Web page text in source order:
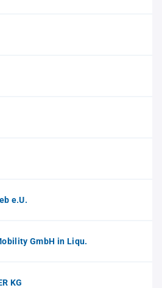
e.U.
GmbH in Liqu.
KG